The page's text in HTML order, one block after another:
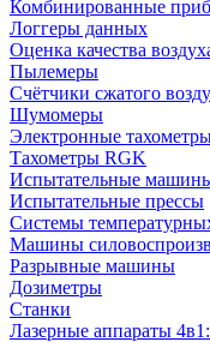
Комбинированные
Логгеры данных
Оценка качества
Пылемеры
Счётчики сжатого
Шумомеры
Электронные
Тахометры RGK
Испытательные
Испытательные прессы
Системы
Машины
Разрывные машины
Дозиметры
Станки
Лазерные аппараты